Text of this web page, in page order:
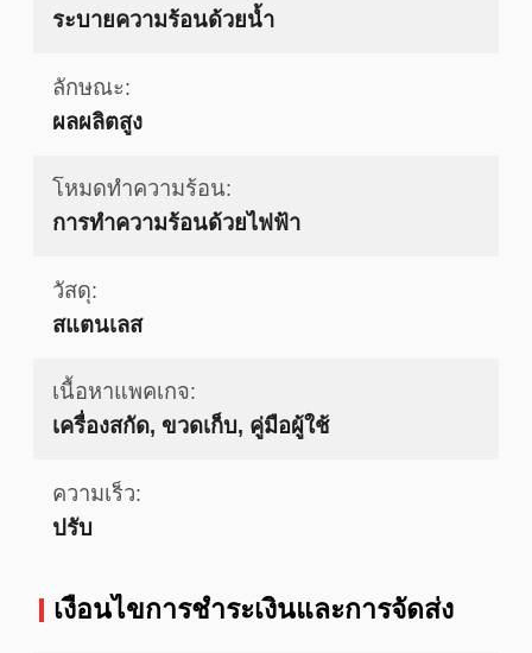
ระบายความร้อนด้วยน้ำ
ลักษณะ:
ผลผลิตสูง
โหมดทำความร้อน:
การทําความร้อนด้วยไฟฟ้า
วัสดุ:
สแตนเลส
เนื้อหาแพคเกจ:
เครื่องสกัด, ขวดเก็บ, คู่มือผู้ใช้
ความเร็ว:
ปรับ
เงื่อนไขการชําระเงินและการจัดส่ง